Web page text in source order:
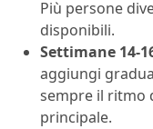
Più persone
disponibili.
Settimane 14-
aggiungi
sempre il ritmo
principale.